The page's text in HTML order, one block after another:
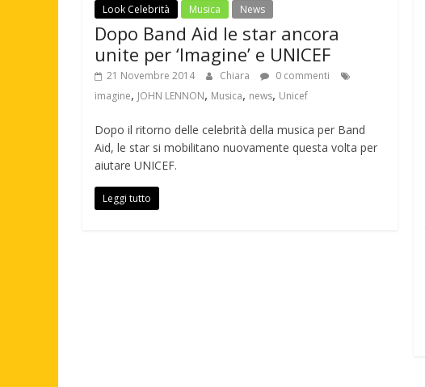
Look Celebrità Musica News
Dopo Band Aid le star ancora
unite per ‘Imagine’ e UNICEF
21 Novembre 2014 Chiara
0 commenti
imagine, JOHN LENNON, Musica, news, Unicef
Dopo il ritorno delle celebrità della musica per Band
Aid, le star si mobilitano nuovamente questa volta per
aiutare UNICEF.
Leggi tutto